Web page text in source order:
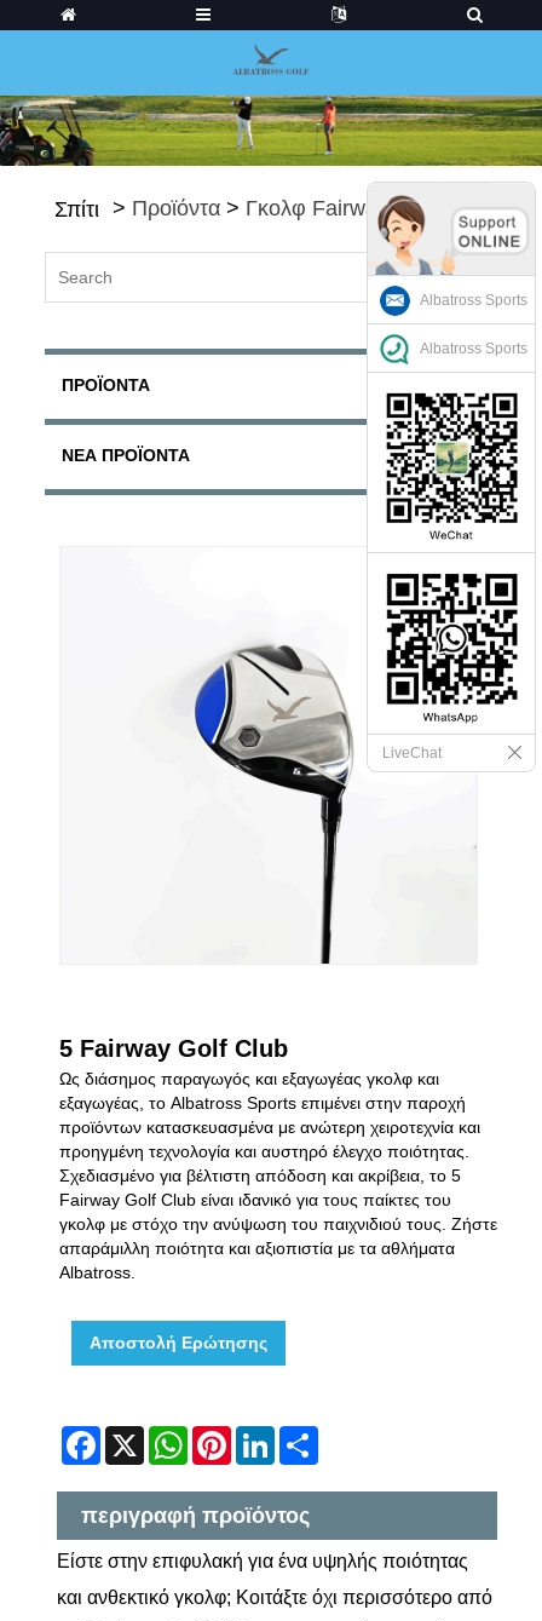
Σπίτι > Προϊόντα > Γκολφ Fairways
ΠΡΟΪΌΝΤΑ
ΝΈΑ ΠΡΟΪΌΝΤΑ
5 Fairway Golf Club
Ως διάσημος παραγωγός και εξαγωγέας γκολφ και
εξαγωγέας, το Albatross Sports επιμένει στην παροχή
προϊόντων κατασκευασμένα με ανώτερη χειροτεχνία και
προηγμένη τεχνολογία και αυστηρό έλεγχο ποιότητας.
Σχεδιασμένο για βέλτιστη απόδοση και ακρίβεια, το 5
Fairway Golf Club είναι ιδανικό για τους παίκτες του
γκολφ με στόχο την ανύψωση του παιχνιδιού τους. Ζήστε
απαράμιλλη ποιότητα και αξιοπιστία με τα αθλήματα
Albatross.
Αποστολή Ερώτησης
Facebook
X WhatsApp
Pinterest
LinkedIn
περιγραφή προϊόντος
Είστε στην επιφυλακή για ένα υψηλής ποιότητας
και ανθεκτικό γκολφ; Κοιτάξτε όχι περισσότερο από
Albatross Sports
Albatross Sports
LiveChat